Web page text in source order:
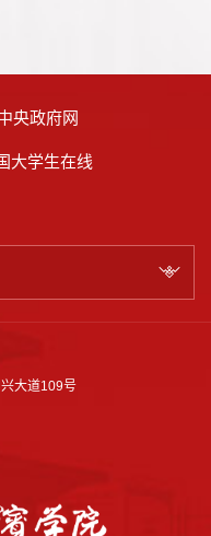
央政府网
大学生在线
大道109号